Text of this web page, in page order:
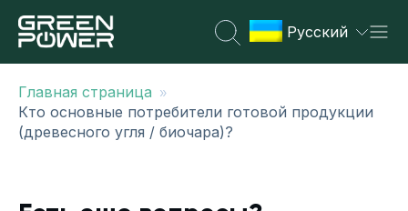
Русский
Главная страница »
Кто основные потребители готовой продукции
(древесного угля / биочара)?